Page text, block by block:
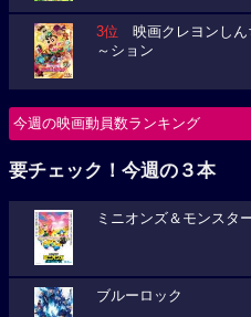
3位 映画クレヨンしん
～ション
今週の映画動員数ランキング
要チェック！今週の３本
ミニオンズ＆モンスタ
ブルーロック